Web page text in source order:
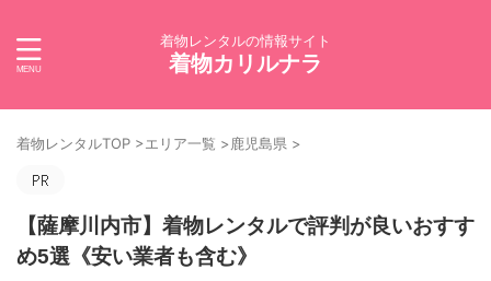
着物レンタルの情報サイト
着物カリルナラ
着物レンタルTOP >エリア一覧 >鹿児島県 >
【薩摩川内市】着物レンタルで評判が良いおすす
め5選《安い業者も含む》